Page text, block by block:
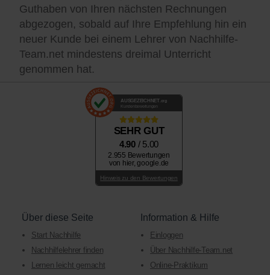
Guthaben von Ihren nächsten Rechnungen
abgezogen, sobald auf Ihre Empfehlung hin ein
neuer Kunde bei einem Lehrer von Nachhilfe-
Team.net mindestens dreimal Unterricht
genommen hat.
AUSGEZEICHNET .org
Kundenbewertungen
SEHR GUT
4.90 / 5.00
2.955 Bewertungen
von hier, google.de
Hinweis zu den Bewertungen
Über diese Seite
Start Nachhilfe
Nachhilfelehrer finden
Lernen leicht gemacht
Information & Hilfe
Einloggen
Über Nachhilfe-Team.net
Online-Praktikum